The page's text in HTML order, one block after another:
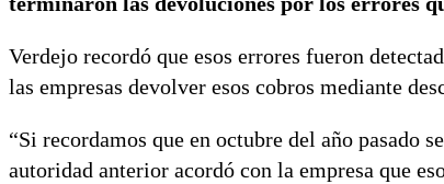
Verdejo recordó que esos errores fueron
las empresas devolver esos cobros mediante
“Si recordamos que en octubre del año pasado
autoridad anterior acordó con la empresa que